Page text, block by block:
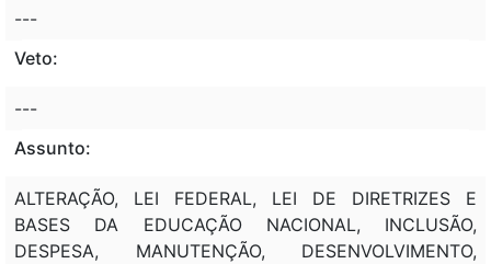
---
Veto:
---
Assunto:
ALTERAÇÃO, LEI FEDERAL, LEI DE DIRETRIZES E
BASES DA EDUCAÇÃO NACIONAL, INCLUSÃO,
DESPESA, MANUTENÇÃO, DESENVOLVIMENTO,